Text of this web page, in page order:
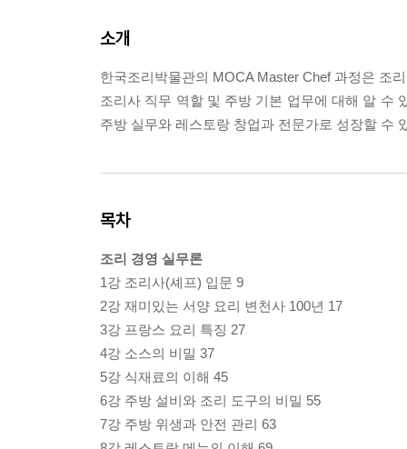
소개
한국조리박물관의 MOCA Master Chef 과정은 조
조리사 직무 역할 및 주방 기본 업무에 대해 알 수
주방 실무와 레스토랑 창업과 전문가로 성장할 수
목차
조리 경영 실무론
1강 조리사(셰프) 입문 9
2강 재미있는 서양 요리 변천사 100년 17
3강 프랑스 요리 특징 27
4강 소스의 비밀 37
5강 식재료의 이해 45
6강 주방 설비와 조리 도구의 비밀 55
7강 주방 위생과 안전 관리 63